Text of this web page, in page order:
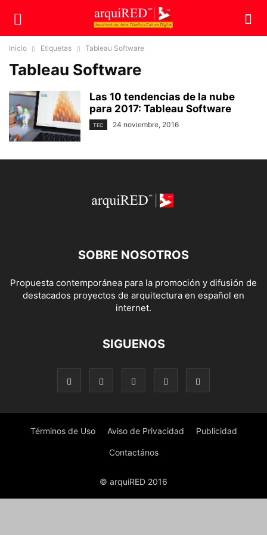
Inicio Etiquetas Tableau Software
Tableau Software
Las 10 tendencias de la nube
para 2017: Tableau Software
TEC 24 noviembre, 2016
SOBRE NOSOTROS
Propuesta contemporánea para la promoción y difusión de
destacados proyectos de arquitectura en español en
internet.
SIGUENOS
Términos de Uso Aviso de Privacidad Publicidad
Contactános
© arquiRED 2016